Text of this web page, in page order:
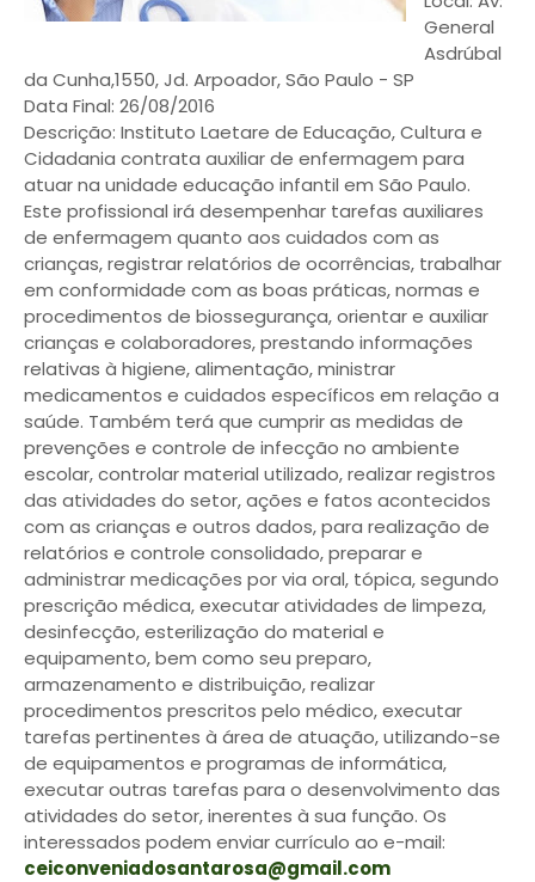
General
Asdrúbal
da Cunha,1550, Jd. Arpoador, São Paulo - SP
Data Final: 26/08/2016
Descrição: Instituto Laetare de Educação, Cultura e
Cidadania contrata auxiliar de enfermagem para
atuar na unidade educação infantil em São Paulo.
Este profissional irá desempenhar tarefas auxiliares
de enfermagem quanto aos cuidados com as
crianças, registrar relatórios de ocorrências, trabalhar
em conformidade com as boas práticas, normas e
procedimentos de biossegurança, orientar e auxiliar
crianças e colaboradores, prestando informações
relativas à higiene, alimentação, ministrar
medicamentos e cuidados específicos em relação a
saúde. Também terá que cumprir as medidas de
prevenções e controle de infecção no ambiente
escolar, controlar material utilizado, realizar registros
das atividades do setor, ações e fatos acontecidos
com as crianças e outros dados, para realização de
relatórios e controle consolidado, preparar e
administrar medicações por via oral, tópica, segundo
prescrição médica, executar atividades de limpeza,
desinfecção, esterilização do material e
equipamento, bem como seu preparo,
armazenamento e distribuição, realizar
procedimentos prescritos pelo médico, executar
tarefas pertinentes à área de atuação, utilizando-se
de equipamentos e programas de informática,
executar outras tarefas para o desenvolvimento das
atividades do setor, inerentes à sua função. Os
interessados podem enviar currículo ao e-mail:
ceiconveniadosantarosa@gmail.com